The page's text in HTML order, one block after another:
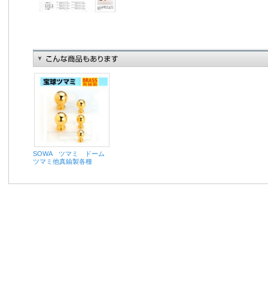
SOWA ツマミ ドーム
ツマミ他真鍮製各種